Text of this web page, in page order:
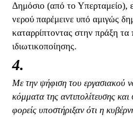
Δημόσιο (από το Υπερταμείο),
νερού παρέμεινε υπό αμιγώς
καταρρίπτοντας στην πράξη τα
ιδιωτικοποίησης.
4.
Με την ψήφιση του εργασιακού
κόμματα της αντιπολίτευσης και
φορείς υποστήριξαν ότι η